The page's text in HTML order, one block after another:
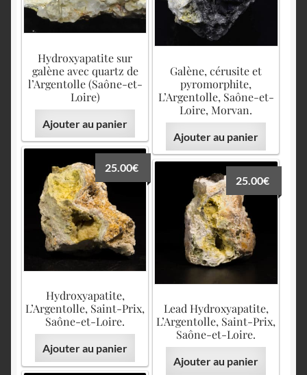
Hydroxyapatite sur
galène avec quartz de
l’Argentolle (Saône-et-
Loire)
Ajouter au panier
Galène, cérusite et
pyromorphite,
L’Argentolle, Saône-et-
Loire, Morvan.
Ajouter au panier
Hydroxyapatite,
L’Argentolle, Saint-Prix,
Saône-et-Loire.
25.00€
Ajouter au panier
Lead Hydroxyapatite,
L’Argentolle, Saint-Prix,
Saône-et-Loire.
25.00€
Ajouter au panier